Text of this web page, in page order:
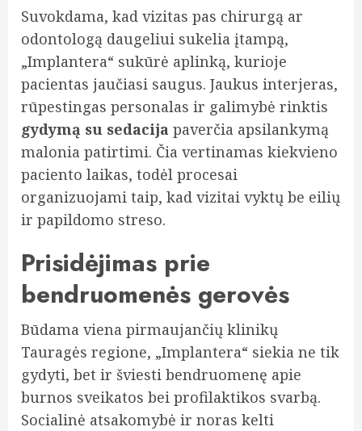
Suvokdama, kad vizitas pas chirurgą ar
odontologą daugeliui sukelia įtampą,
„Implantera“ sukūrė aplinką, kurioje
pacientas jaučiasi saugus. Jaukus interjeras,
rūpestingas personalas ir galimybė rinktis
gydymą su sedacija paverčia apsilankymą
malonia patirtimi. Čia vertinamas kiekvieno
paciento laikas, todėl procesai
organizuojami taip, kad vizitai vyktų be eilių
ir papildomo streso.
Prisidėjimas prie
bendruomenės gerovės
Būdama viena pirmaujančių klinikų
Tauragės regione, „Implantera“ siekia ne tik
gydyti, bet ir šviesti bendruomenę apie
burnos sveikatos bei profilaktikos svarbą.
Socialinė atsakomybė ir noras kelti